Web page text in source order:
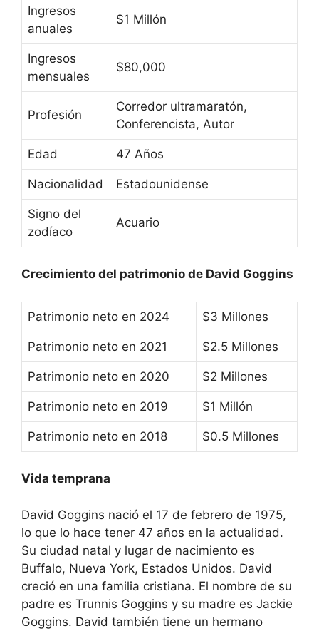
Ingresos
anuales
$1 Millón
Ingresos
mensuales
$80,000
Profesión
Corredor ultramaratón,
Conferencista, Autor
Edad 47 Años
Nacionalidad Estadounidense
Signo del
zodíaco
Acuario
Crecimiento del patrimonio de David Goggins
Patrimonio neto en 2024 $3 Millones
Patrimonio neto en 2021 $2.5 Millones
Patrimonio neto en 2020 $2 Millones
Patrimonio neto en 2019 $1 Millón
Patrimonio neto en 2018 $0.5 Millones
Vida temprana
David Goggins nació el 17 de febrero de 1975,
lo que lo hace tener 47 años en la actualidad.
Su ciudad natal y lugar de nacimiento es
Buffalo, Nueva York, Estados Unidos. David
creció en una familia cristiana. El nombre de su
padre es Trunnis Goggins y su madre es Jackie
Goggins. David también tiene un hermano